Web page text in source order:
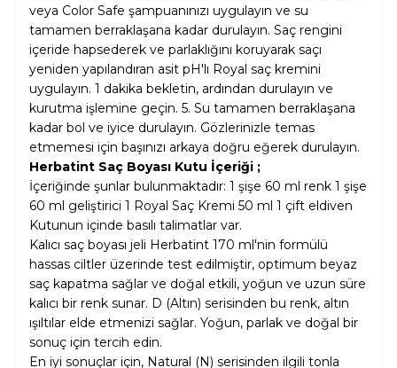
veya Color Safe şampuanınızı uygulayın ve su
tamamen berraklaşana kadar durulayın. Saç rengini
içeride hapsederek ve parlaklığını koruyarak saçı
yeniden yapılandıran asit pH'lı Royal saç kremini
uygulayın. 1 dakika bekletin, ardından durulayın ve
kurutma işlemine geçin. 5. Su tamamen berraklaşana
kadar bol ve iyice durulayın. Gözlerinizle temas
etmemesi için başınızı arkaya doğru eğerek durulayın.
Herbatint Saç Boyası Kutu İçeriği ;
İçeriğinde şunlar bulunmaktadır: 1 şişe 60 ml renk 1 şişe
60 ml geliştirici 1 Royal Saç Kremi 50 ml 1 çift eldiven
Kutunun içinde basılı talimatlar var.
Kalıcı saç boyası jeli Herbatint 170 ml'nin formülü
hassas ciltler üzerinde test edilmiştir, optimum beyaz
saç kapatma sağlar ve doğal etkili, yoğun ve uzun süre
kalıcı bir renk sunar. D (Altın) serisinden bu renk, altın
ışıltılar elde etmenizi sağlar. Yoğun, parlak ve doğal bir
sonuç için tercih edin.
En iyi sonuçlar için, Natural (N) serisinden ilgili tonla